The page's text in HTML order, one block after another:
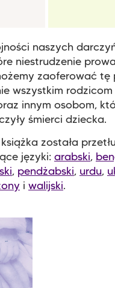
naszych
niestrudzenie
zaoferować tę
wszystkim
innym osobom,
śmierci dziecka.
została
języki: arabski,
, pendżabski, urdu,
i walijski.